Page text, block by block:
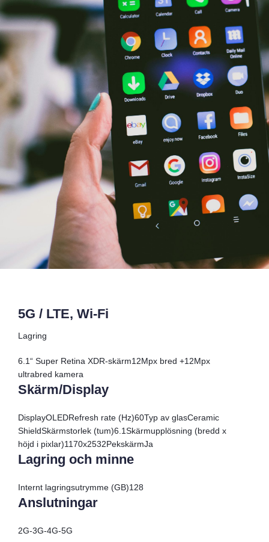
5G / LTE, Wi-Fi
Lagring
6.1“ Super Retina XDR-skärm12Mpx bred +12Mpx
ultrabred kamera
Skärm/Display
DisplayOLEDRefresh rate (Hz)60Typ av glasCeramic
ShieldSkärmstorlek (tum)6.1Skärmupplösning (bredd x
höjd i pixlar)1170x2532PekskärmJa
Lagring och minne
Internt lagringsutrymme (GB)128
Anslutningar
2G-3G-4G-5G